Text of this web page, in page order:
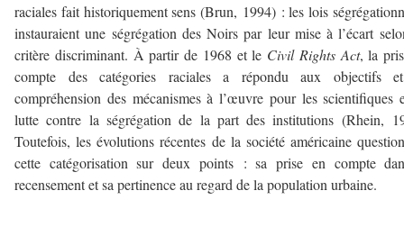
raciales fait historiquement sens (Brun, 1994) : les lois
instauraient une ségrégation des Noirs par leur mise à l’écart
critère discriminant. À partir de 1968 et le Civil Rights Act, la
compte des catégories raciales a répondu aux objectifs
compréhension des mécanismes à l’œuvre pour les scientifiques
lutte contre la ségrégation de la part des institutions (Rhein,
Toutefois, les évolutions récentes de la société américaine
cette catégorisation sur deux points : sa prise en compte
recensement et sa pertinence au regard de la population urbaine.